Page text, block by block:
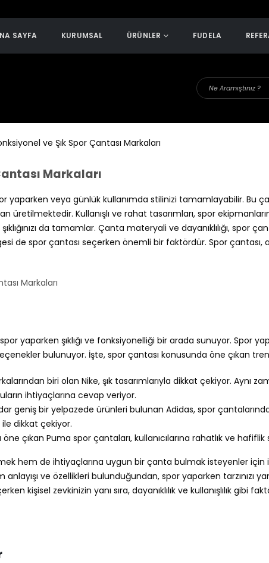
SAYFA KURUMSAL ÜRÜNLER FUDELA
Markaları
yaparken veya günlük kullanımda stilinizi tamamlayabilir. Bu
üretilmektedir. Kullanışlı ve rahat tasarımları, spor
da tamamlar. Çanta materyali ve dayanıklılığı, spor
de spor çantası seçerken önemli bir faktördür. Spor çantası,
Markaları
yaparken şıklığı ve fonksiyonelliği bir arada sunuyor. Spor
bulunuyor. İşte, spor çantası konusunda öne çıkan
biri olan Nike, şık tasarımlarıyla dikkat çekiyor. Aynı
ihtiyaçlarına cevap veriyor.
geniş bir yelpazede ürünleri bulunan Adidas, spor
ile dikkat çekiyor.
çıkan Puma spor çantaları, kullanıcılarına rahatlık ve hafiflik
hem de ihtiyaçlarına uygun bir çanta bulmak isteyenler için
ve özellikleri bulunduğundan, spor yaparken tarzınızı
kişisel zevkinizin yanı sıra, dayanıklılık ve kullanışlılık gibi